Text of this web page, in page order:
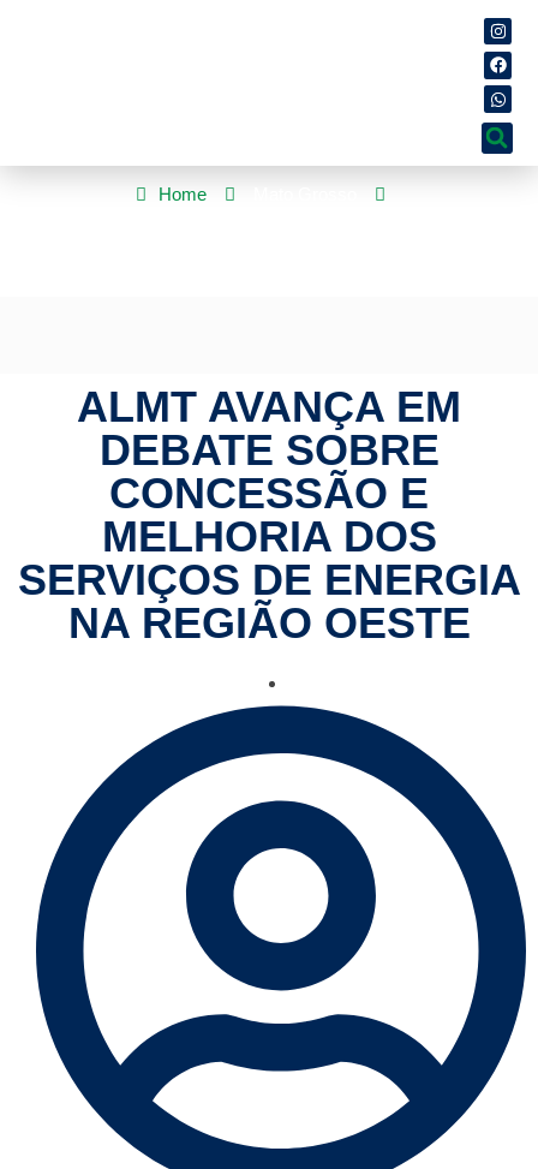
Home
ALMT AVANÇA EM
DEBATE SOBRE
CONCESSÃO E
MELHORIA DOS
SERVIÇOS DE ENERGIA
NA REGIÃO OESTE